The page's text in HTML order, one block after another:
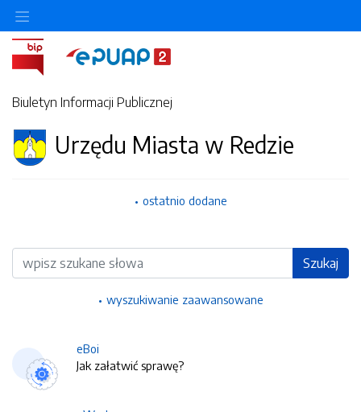
Biuletyn Informacji Publicznej
Urzędu Miasta w Redzie
ostatnio dodane
Wyszukiwarka Szukaj
wyszukiwanie zaawansowane
eBoi
Jak załatwić sprawę?